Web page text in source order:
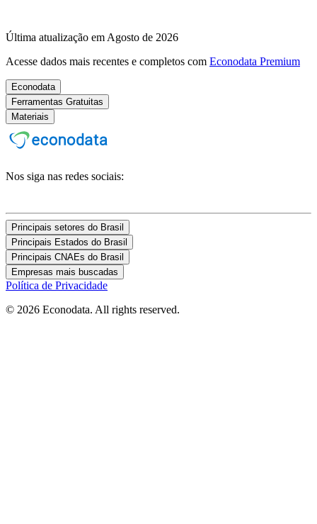
Última atualização em Agosto de 2026
Acesse dados mais recentes e completos com Econodata Premium
Econodata
Ferramentas Gratuitas
Materiais
Nos siga nas redes sociais:
Principais setores do Brasil
Principais Estados do Brasil
Principais CNAEs do Brasil
Empresas mais buscadas
Política de Privacidade
© 2026 Econodata. All rights reserved.